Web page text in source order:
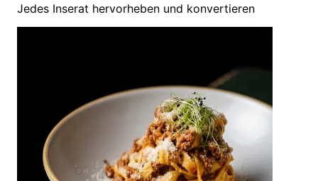
Jedes Inserat hervorheben und konvertieren